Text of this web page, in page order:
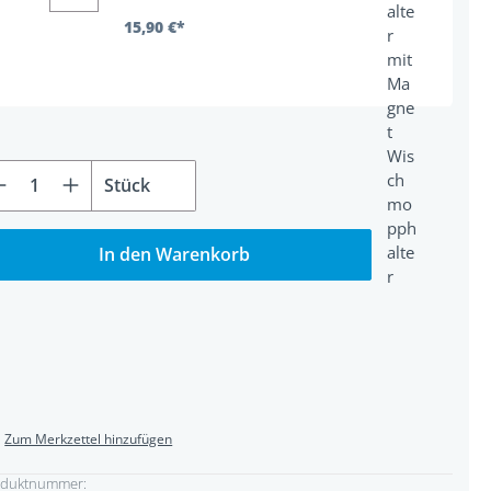
15,90 €*
Anzahl: Gib den gewünschten
Stück
In den Warenkorb
Zum Merkzettel hinzufügen